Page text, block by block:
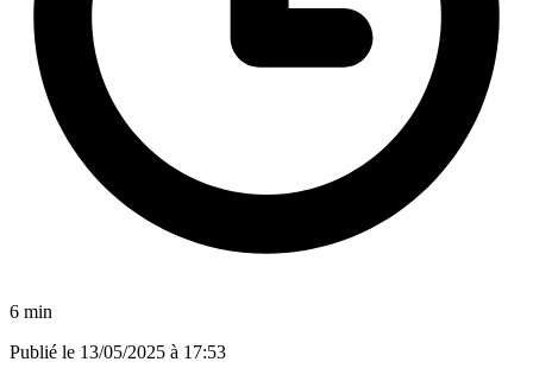
6 min
Publié le 13/05/2025 à 17:53